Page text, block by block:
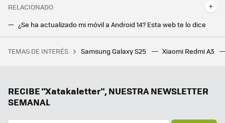
RELACIONADO
¿Se ha actualizado mi móvil a Android 14? Esta web te lo dice
Google promete más actualizaciones que Apple, pero está por ver que los Pixel 8 realmente superen a los iPhone
Volví a surcar el espacio de No Man's Sky tras Starfield y la conclusión fue clara: es mucho mejor, pero no por la razón más obvia
TEMAS DE INTERÉS Samsung Galaxy S25 Xiaomi Redmi A3
RECIBE "Xatakaletter", NUESTRA NEWSLETTER
SEMANAL